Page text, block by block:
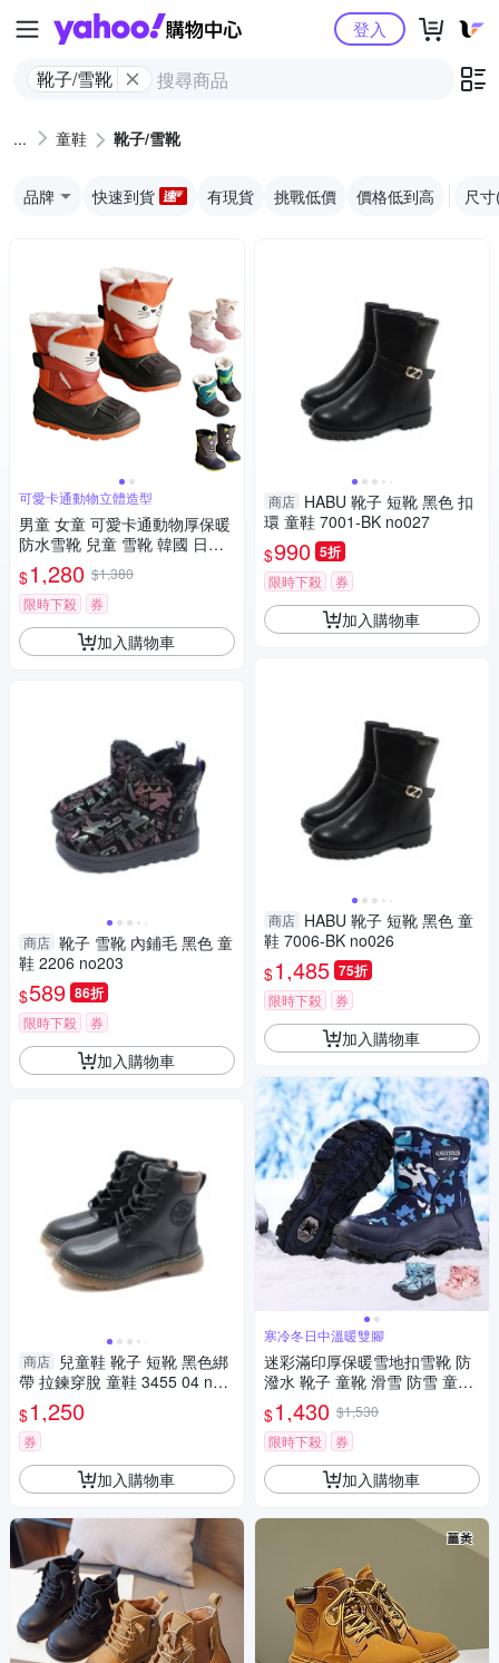
Yahoo購物中心
靴子/雪靴
登入
童鞋 靴子/雪靴
品牌 快速到貨 有現貨 挑戰低價 價格低到高 尺
可愛卡通動物立體造型
男童 女童 可愛卡通動物厚保暖
防水雪靴 兒童 雪靴 韓國 日本
滑雪 雪鞋 鞋子 童裝 童鞋
$1,280 $1,380
限時下殺
券
加入購物車
商店 靴子 雪靴 內鋪毛 黑色 童
鞋 2206 no203
$589 86折
限時下殺 券
加入購物車
商店 兒童鞋 靴子 短靴 黑色綁
帶 拉鍊穿脫 童鞋 3455 04 no2
93
$1,250
券
加入購物車
商店 HABU 靴子 短靴 黑色 扣
環 童鞋 7001-BK no027
$990 5折
限時下殺 券
加入購物車
商店 HABU 靴子 短靴 黑色 童
鞋 7006-BK no026
$1,485 75折
限時下殺 券
加入購物車
寒冷冬日中溫暖雙腳
迷彩滿印厚保暖雪地扣雪靴 防
潑水 靴子 童靴 滑雪 防雪 童鞋
女童 男童 大童 兒童 童裝 保暖
防寒 橘魔法 現貨【BB8922】
$1,430 $1,530
限時下殺
券
加入購物車